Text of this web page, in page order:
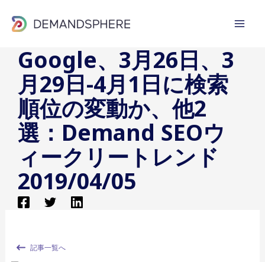
Google、3月26日、3
月29日-4月1日に検索
順位の変動か、他2
選：Demand SEOウ
ィークリートレンド
2019/04/05
記事一覧へ